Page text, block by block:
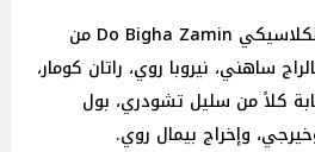
يُذكر أن الفيلم الهندي الكلاسيكي Do Bigha Zamin من
ساهني، نيروبا روي، راتان كومار،
كلاً من سليل تشودري، بول
وإخراج بيمال روي.